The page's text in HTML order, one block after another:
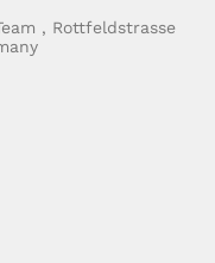
, Rottfeldstrasse